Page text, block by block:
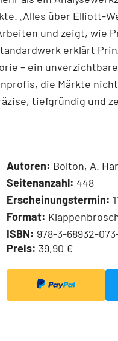
„Alles über Elliott-
und zeigt, wie
erklärt
– ein
die Märkte
tiefgründig und
Autoren: Bolton, A.
Seitenanzahl: 448
Erscheinungstermin:
Format:
ISBN: 978-3-68932-
Preis: 39,90 €